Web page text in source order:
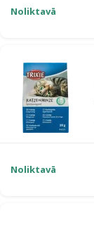
Noliktavā
Noliktavā